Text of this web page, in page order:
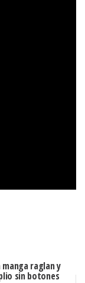
manga raglan y
sin botones